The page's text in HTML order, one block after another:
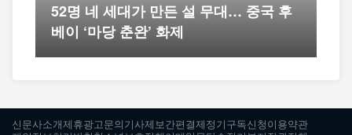
52명 네 세대가 만든 설 무대… 중국 후
베이 ‘마당 춘완’ 화제
신문사소개제휴광고문의기사제보간편결제정기구독신청이용약관